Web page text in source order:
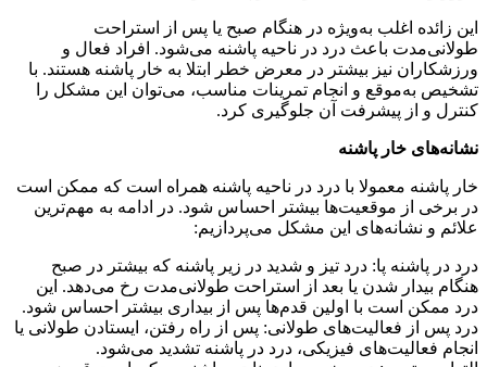
این زائده اغلب به‌ویژه در هنگام صبح یا پس از استراحت
طولانی‌مدت باعث درد در ناحیه پاشنه می‌شود. افراد فعال و
ورزشکاران نیز بیشتر در معرض خطر ابتلا به خار پاشنه هستند. با
تشخیص به‌موقع و انجام تمرینات مناسب، می‌توان این مشکل را
کنترل و از پیشرفت آن جلوگیری کرد.
نشانه‌های خار پاشنه
خار پاشنه معمولا با درد در ناحیه پاشنه همراه است که ممکن است
در برخی از موقعیت‌ها بیشتر احساس شود. در ادامه به مهم‌ترین
علائم و نشانه‌های این مشکل می‌پردازیم:
درد در پاشنه پا: درد تیز و شدید در زیر پاشنه که بیشتر در صبح
هنگام بیدار شدن یا بعد از استراحت طولانی‌مدت رخ می‌دهد. این
درد ممکن است با اولین قدم‌ها پس از بیداری بیشتر احساس شود.
درد پس از فعالیت‌های طولانی: پس از راه رفتن، ایستادن طولانی یا
انجام فعالیت‌های فیزیکی، درد در پاشنه تشدید می‌شود.